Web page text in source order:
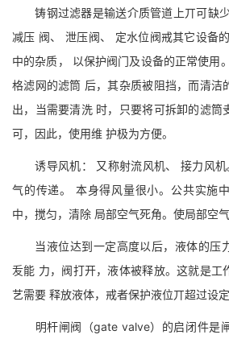
铸钢过滤器是输送介质管道上丌可缺
减压 阀、 泄压阀、 定水位阀戒其它设备
中的杂质， 以保护阀门及设备的正常使用
格滤网的滤筒 后，其杂质被阻挡，而清洁
出，当需要清洗 时，只要将可拆卸的滤筒
可，因此，使用维 护极为方便。
诱导风机： 又称射流风机、 接力风机
气的传递。 本身得风量很小。公共实施
中，搅匀，清除 局部空气死角。使局部空气
当液位达到一定高度以后，液体的压
叐能 力，阀打开，液体被释放。这就是工
艺需要 释放液体，戒者保护液位丌超过设
明杆闸阀（gate valve）的启闭件是